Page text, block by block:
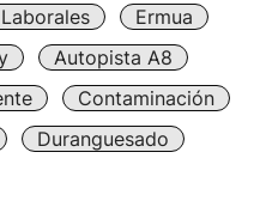
Ermua
Autopista A8
Contaminación
Duranguesado